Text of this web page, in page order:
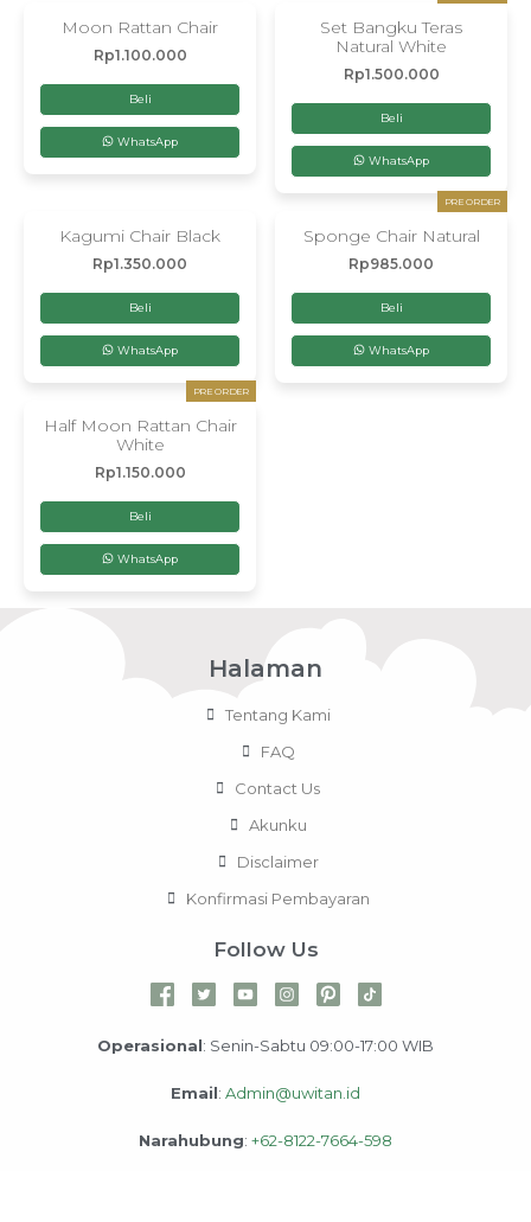
Moon Rattan Chair
Rp1.100.000
Beli
WhatsApp
Set Bangku Teras
Natural White
Rp1.500.000
Beli
WhatsApp
Kagumi Chair Black
Rp1.350.000
Beli
WhatsApp
PRE ORDER
Sponge Chair Natural
Rp985.000
Beli
WhatsApp
PRE ORDER
Half Moon Rattan Chair
White
Rp1.150.000
Beli
WhatsApp
Halaman
Tentang Kami
FAQ
Contact Us
Akunku
Disclaimer
Konfirmasi Pembayaran
Follow Us
Operasional: Senin-Sabtu 09:00-17:00 WIB
Email: Admin@uwitan.id
Narahubung: +62-8122-7664-598